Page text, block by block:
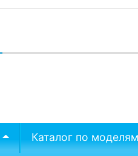
Каталог по моделям